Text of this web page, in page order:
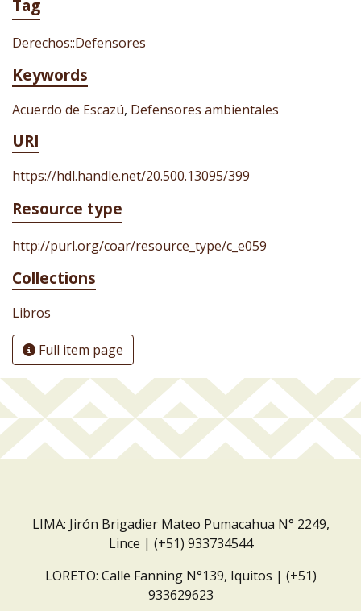
Tag
Derechos::Defensores
Keywords
Acuerdo de Escazú, Defensores ambientales
URI
https://hdl.handle.net/20.500.13095/399
Resource type
http://purl.org/coar/resource_type/c_e059
Collections
Libros
Full item page
LIMA: Jirón Brigadier Mateo Pumacahua N° 2249,
Lince | (+51) 933734544
LORETO: Calle Fanning N°139, Iquitos | (+51)
933629623